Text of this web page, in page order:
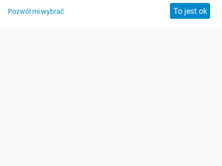
Pozwól mi wybrać To jest ok